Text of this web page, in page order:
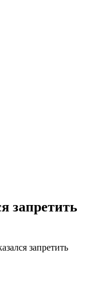
запретить
запретить